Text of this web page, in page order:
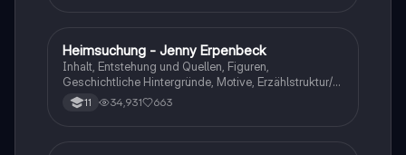
Deutsch
Heimsuchung - Jenny Erpenbeck
Inhalt, Entstehung und Quellen, Figuren,
Geschichtliche Hintergründe, Motive, Erzählstruktur/-
stil 11 34,931 663